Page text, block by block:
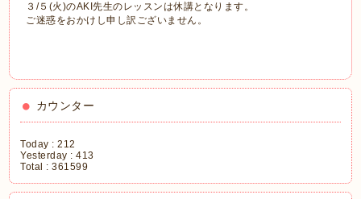
３/５(火)のAKI先生のレッスンは休講となります。
ご迷惑をおかけし申し訳ございません。
カウンター
Today :212
Yesterday :413
Total :361599